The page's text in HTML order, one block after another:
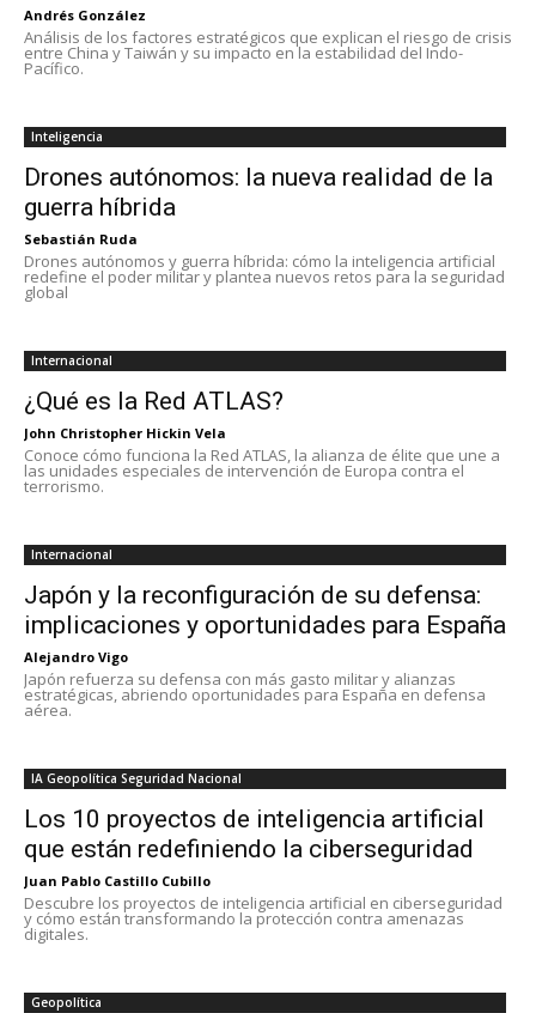
Andrés González
Análisis de los factores estratégicos que explican el riesgo de crisis
entre China y Taiwán y su impacto en la estabilidad del Indo-
Pacífico.
Inteligencia
Drones autónomos: la nueva realidad de la
guerra híbrida
Sebastián Ruda
Drones autónomos y guerra híbrida: cómo la inteligencia artificial
redefine el poder militar y plantea nuevos retos para la seguridad
global
Internacional
¿Qué es la Red ATLAS?
John Christopher Hickin Vela
Conoce cómo funciona la Red ATLAS, la alianza de élite que une a
las unidades especiales de intervención de Europa contra el
terrorismo.
Internacional
Japón y la reconfiguración de su defensa:
implicaciones y oportunidades para España
Alejandro Vigo
Japón refuerza su defensa con más gasto militar y alianzas
estratégicas, abriendo oportunidades para España en defensa
aérea.
IA Geopolítica Seguridad Nacional
Los 10 proyectos de inteligencia artificial
que están redefiniendo la ciberseguridad
Juan Pablo Castillo Cubillo
Descubre los proyectos de inteligencia artificial en ciberseguridad
y cómo están transformando la protección contra amenazas
digitales.
Geopolítica